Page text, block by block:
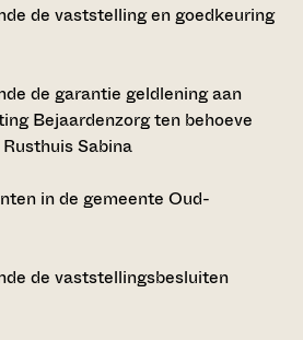
de vaststelling en goedkeuring
de garantie geldlening aan
Bejaardenzorg ten behoeve
Sabina
in de gemeente Oud-
de vaststellingsbesluiten